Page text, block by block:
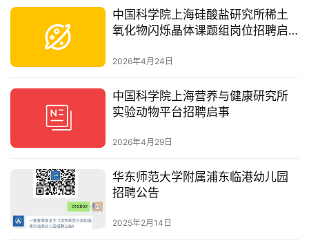
中国科学院上海硅酸盐研究所稀土
氧化物闪烁晶体课题组岗位招聘启
2026年4月24日
中国科学院上海营养与健康研究所
实验动物平台招聘启事
2026年4月29日
华东师范大学附属浦东临港幼儿园
招聘公告
2025年2月14日